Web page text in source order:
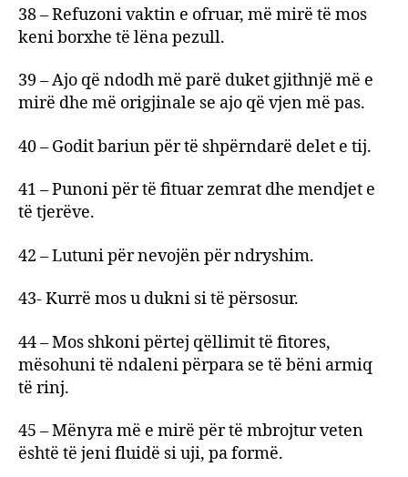
38 – Refuzoni vaktin e ofruar, më mirë të mos
keni borxhe të lëna pezull.
39 – Ajo që ndodh më parë duket gjithnjë më e
mirë dhe më origjinale se ajo që vjen më pas.
40 – Godit bariun për të shpërndarë delet e tij.
41 – Punoni për të fituar zemrat dhe mendjet e
të tjerëve.
42 – Lutuni për nevojën për ndryshim.
43- Kurrë mos u dukni si të përsosur.
44 – Mos shkoni përtej qëllimit të fitores,
mësohuni të ndaleni përpara se të bëni armiq
të rinj.
45 – Mënyra më e mirë për të mbrojtur veten
është të jeni fluidë si uji, pa formë.